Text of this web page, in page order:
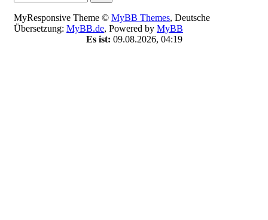
MyResponsive Theme © MyBB Themes, Deutsche
Übersetzung: MyBB.de, Powered by MyBB
Es ist: 09.08.2026, 04:19